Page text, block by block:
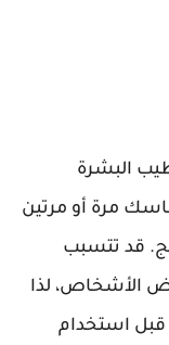
البشرة
مرة أو مرتين
قد تتسبب
الأشخاص، لذا
قبل استخدام